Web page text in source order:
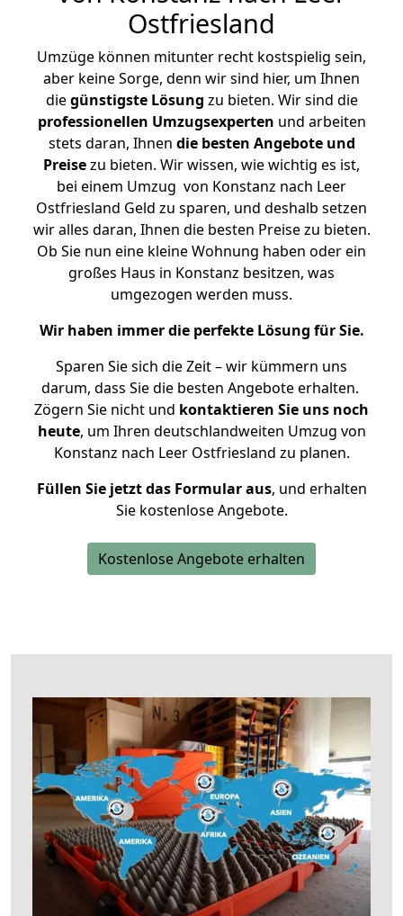
Ostfriesland
Umzüge können mitunter recht kostspielig sein,
aber keine Sorge, denn wir sind hier, um Ihnen
diegünstigste Lösung zu bieten. Wir sind die
professionellen Umzugsexperten und arbeiten
stets daran, Ihnen die besten Angebote und
Preisezu bieten. Wir wissen, wie wichtig es ist,
bei einem Umzug von Konstanz nach Leer
Ostfriesland Geld zu sparen, und deshalb setzen
wir alles daran, Ihnen die besten Preise zu bieten.
Ob Sie nun eine kleine Wohnung haben oder ein
großes Haus in Konstanz besitzen, was
umgezogen werden muss.
Wir haben immer die perfekte Lösung für Sie.
Sparen Sie sich die Zeit – wir kümmern uns
darum, dass Sie die besten Angebote erhalten.
Zögern Sie nicht und kontaktieren Sie uns noch
heute, um Ihren deutschlandweiten Umzug von
Konstanz nach Leer Ostfriesland zu planen.
Füllen Sie jetzt das Formular aus, und erhalten
Sie kostenlose Angebote.
Kostenlose Angebote erhalten